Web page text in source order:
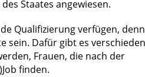
Staates angewiesen.
Qualifizierung verfügen, denn
sein. Dafür gibt es
Frauen, die nach der
finden.
Asylbewerber